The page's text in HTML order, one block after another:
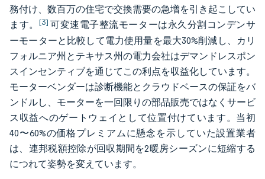
務付け、数百万の住宅で交換需要の急増を引き起こしてい
ます。 [3] 可変速電子整流モーターは永久分割コンデンサ
ーモーターと比較して電力使用量を最大30%削減し、カリ
フォルニア州とテキサス州の電力会社はデマンドレスポン
スインセンティブを通じてこの利点を収益化しています。
モーターベンダーは診断機能とクラウドベースの保証をバ
ンドルし、モーターを一回限りの部品販売ではなくサービ
ス収益へのゲートウェイとして位置付けています。当初
40〜60%の価格プレミアムに懸念を示していた設置業者
は、連邦税額控除が回収期間を2暖房シーズンに短縮する
につれて姿勢を変えています。